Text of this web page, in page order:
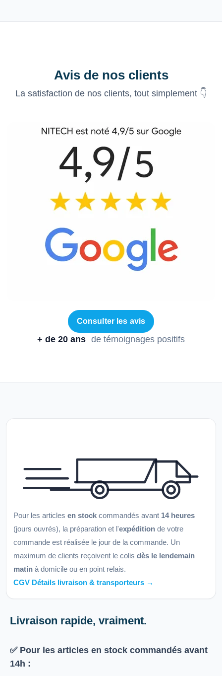
Avis de nos clients
La satisfaction de nos clients, tout simplement 👇
Consulter les avis
+ de 20 ans de témoignages positifs
Pour les articles en stock commandés avant 14 heures
(jours ouvrés), la préparation et l'expédition de votre
commande est réalisée le jour de la commande. Un
maximum de clients reçoivent le colis dès le lendemain
matin à domicile ou en point relais.
CGV Détails livraison & transporteurs →
Livraison rapide, vraiment.
✅ Pour les articles en stock commandés avant
14h :